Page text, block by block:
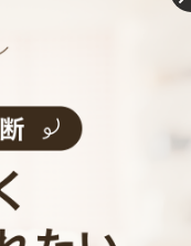
内容
ュー